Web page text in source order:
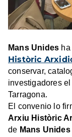
Mans Unides
Històric
conservar,
investigadores
Tarragona.
El convenio lo
Arxiu Històric
de Mans Unides